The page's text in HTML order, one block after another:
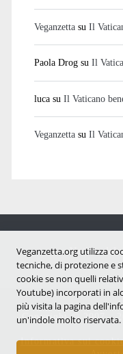
Veganzettasu Il
Paola Drogsu Il
lucasu Il Vaticano
Veganzettasu Il
Notizie dal
Copyright © 2007 -
Informativa sui
Veganzetta.org utilizza
tecniche, di protezione e
cookie se non quelli
Youtube) incorporati in
più visita la pagina
un'indole molto riservata.